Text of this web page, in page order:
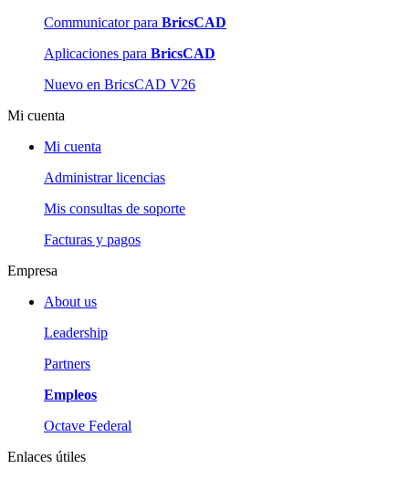
Communicator para BricsCAD
Aplicaciones para BricsCAD
Nuevo en BricsCAD V26
Mi cuenta
Mi cuenta
Administrar licencias
Mis consultas de soporte
Facturas y pagos
Empresa
About us
Leadership
Partners
Empleos
Octave Federal
Enlaces útiles